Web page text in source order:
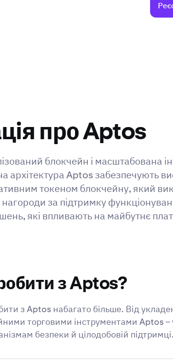
про Aptos
блокчейн і масштабована
архітектура Aptos забезпечують
токеном блокчейну, який
нагороди за підтримку
які впливають на майбутнє
з Aptos?
з Aptos набагато більше. Від
торговими інструментами Aptos –
безпеки й цілодобовій підтримці.